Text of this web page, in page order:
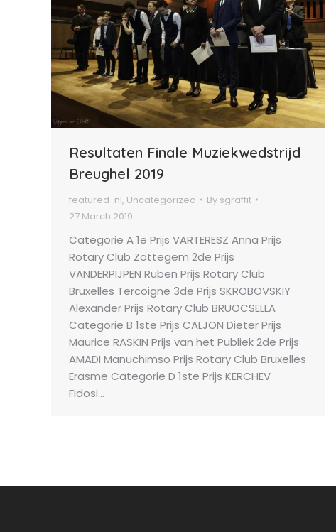
Resultaten Finale Muziekwedstrijd
Breughel 2019
featured-nl, Uncategorized By sgraffit
27 March 2019
Categorie A 1e Prijs VARTERESZ Anna Prijs
Rotary Club Zottegem 2de Prijs
VANDERPIJPEN Ruben Prijs Rotary Club
Bruxelles Tercoigne 3de Prijs SKROBOVSKIY
Alexander Prijs Rotary Club BRUOCSELLA
Categorie B 1ste Prijs CALJON Dieter Prijs
Maurice RASKIN Prijs van het Publiek 2de Prijs
AMADI Manuchimso Prijs Rotary Club Bruxelles
Erasme Categorie D 1ste Prijs KERCHEV
Fidosi…